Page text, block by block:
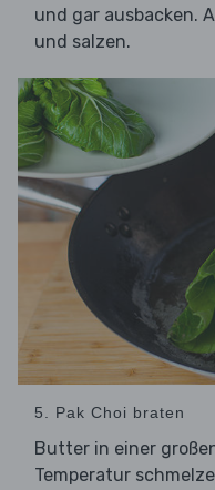
und gar ausbacken.
und salzen.
5. Pak Choi braten
Butter in einer
Temperatur